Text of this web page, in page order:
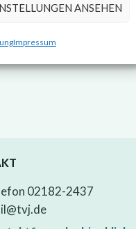
ANSEHEN
Impressum
02182-2437